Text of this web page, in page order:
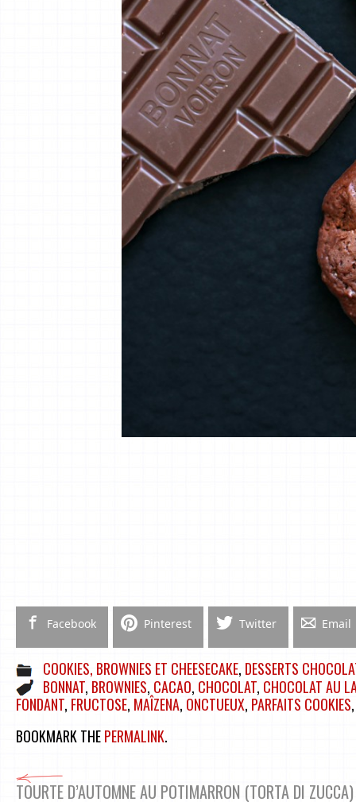
Facebook Pinterest Twitter Email
COOKIES, BROWNIES ET CHEESECAKE, DESSERTS
BONNAT, BROWNIES, CACAO, CHOCOLAT, CHOCOLAT AU
FONDANT, FRUCTOSE, MAÎZENA, ONCTUEUX, PARFAITS COOKIES
BOOKMARK THEPERMALINK.
TOURTE D’AUTOMNE AU POTIMARRON (TORTA DI ZUCCA)